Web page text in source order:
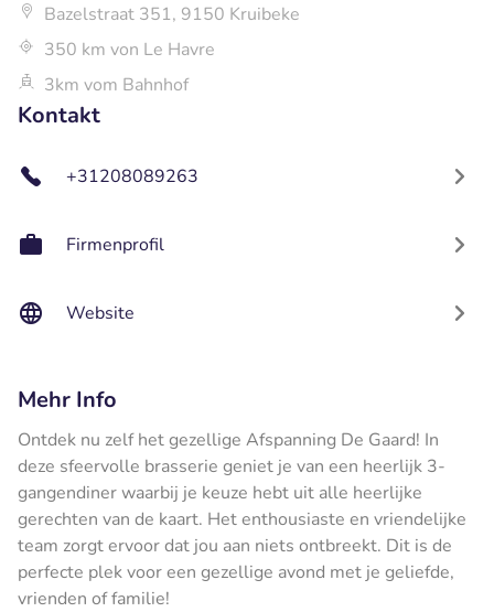
Bazelstraat 351, 9150 Kruibeke
350 km von Le Havre
3km vom Bahnhof
Kontakt
+31208089263
Firmenprofil
Website
Mehr Info
Ontdek nu zelf het gezellige Afspanning De Gaard! In
deze sfeervolle brasserie geniet je van een heerlijk 3-
gangendiner waarbij je keuze hebt uit alle heerlijke
gerechten van de kaart. Het enthousiaste en vriendelijke
team zorgt ervoor dat jou aan niets ontbreekt. Dit is de
perfecte plek voor een gezellige avond met je geliefde,
vrienden of familie!